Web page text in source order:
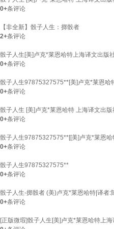
0+条评论
【非全新】骰子人生：掷骰者
2+条评论
骰子人生[美]卢克*莱恩哈特上海译文出版
0+条评论
骰子人生97875327575**[美]卢克*莱恩哈
0+条评论
骰子人生 [美]卢克*莱恩哈特 上海译文出
0+条评论
骰子人生97875327575**[[美]卢克*莱恩哈
0+条评论
骰子人生97875327575**
0+条评论
骰子人生-掷骰者 (美)卢克*莱恩哈特|译
0+条评论
[正版微瑕]骰子人生[美]卢克*莱恩哈特上